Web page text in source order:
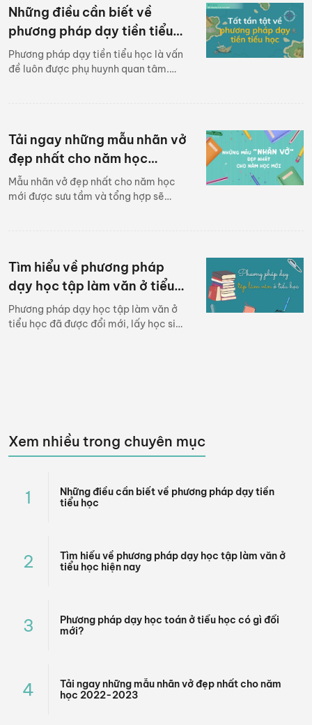
Những điều cần biết về
phương pháp dạy tiền tiểu
học
Phương pháp dạy tiền tiểu học là vấn
đề luôn được phụ huynh quan tâm.
của chuyên gia giúp các phụ huynh
hiểu rõ hơn về vấn đề này.
Tải ngay những mẫu nhãn vở
đẹp nhất cho năm học
2022-2023
Mẫu nhãn vở đẹp nhất cho năm học
mới được sưu tầm và tổng hợp sẽ
Tìm hiểu về phương pháp
dạy học tập làm văn ở tiểu
học hiện nay
Phương pháp dạy học tập làm văn ở
tiểu học đã được đổi mới, lấy học sinh
Xem nhiều trong chuyên mục
1
Những điều cần biết về phương pháp dạy tiền
tiểu học
2
Tìm hiểu về phương pháp dạy học tập làm văn ở
tiểu học hiện nay
3
Phương pháp dạy học toán ở tiểu học có gì đổi
mới?
4
Tải ngay những mẫu nhãn vở đẹp nhất cho năm
học 2022-2023